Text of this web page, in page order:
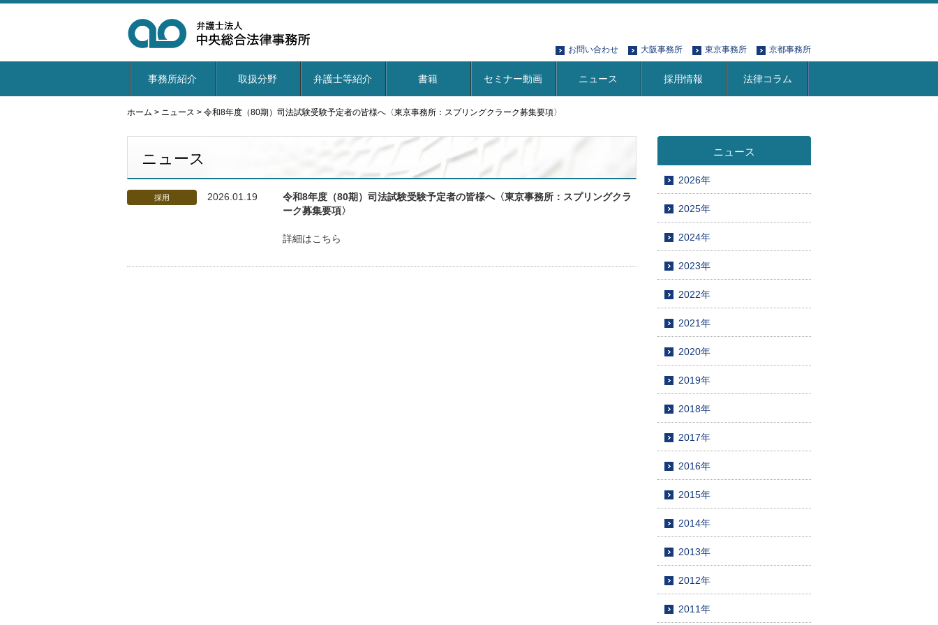
お問い合わせ 大阪事務所 東京事務所 京都事務所
事務所紹介 取扱分野 弁護士等紹介 書籍 セミナー動画 ニュース 採用情報 法律コラム
ホーム > ニュース > 令和8年度（80期）司法試験受験予定者の皆様へ〈東京事務所：スプリングクラーク募集要項〉
ニュース
採用 2026.01.19
令和8年度（80期）司法試験受験予定者の皆様へ〈東京事務所：スプリングクラ
ーク募集要項〉
詳細はこちら
ニュース
2026年
2025年
2024年
2023年
2022年
2021年
2020年
2019年
2018年
2017年
2016年
2015年
2014年
2013年
2012年
2011年